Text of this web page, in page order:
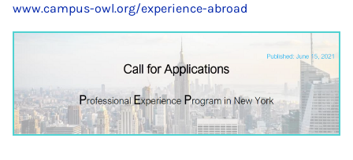
www.campus-owl.org/experience-abroad